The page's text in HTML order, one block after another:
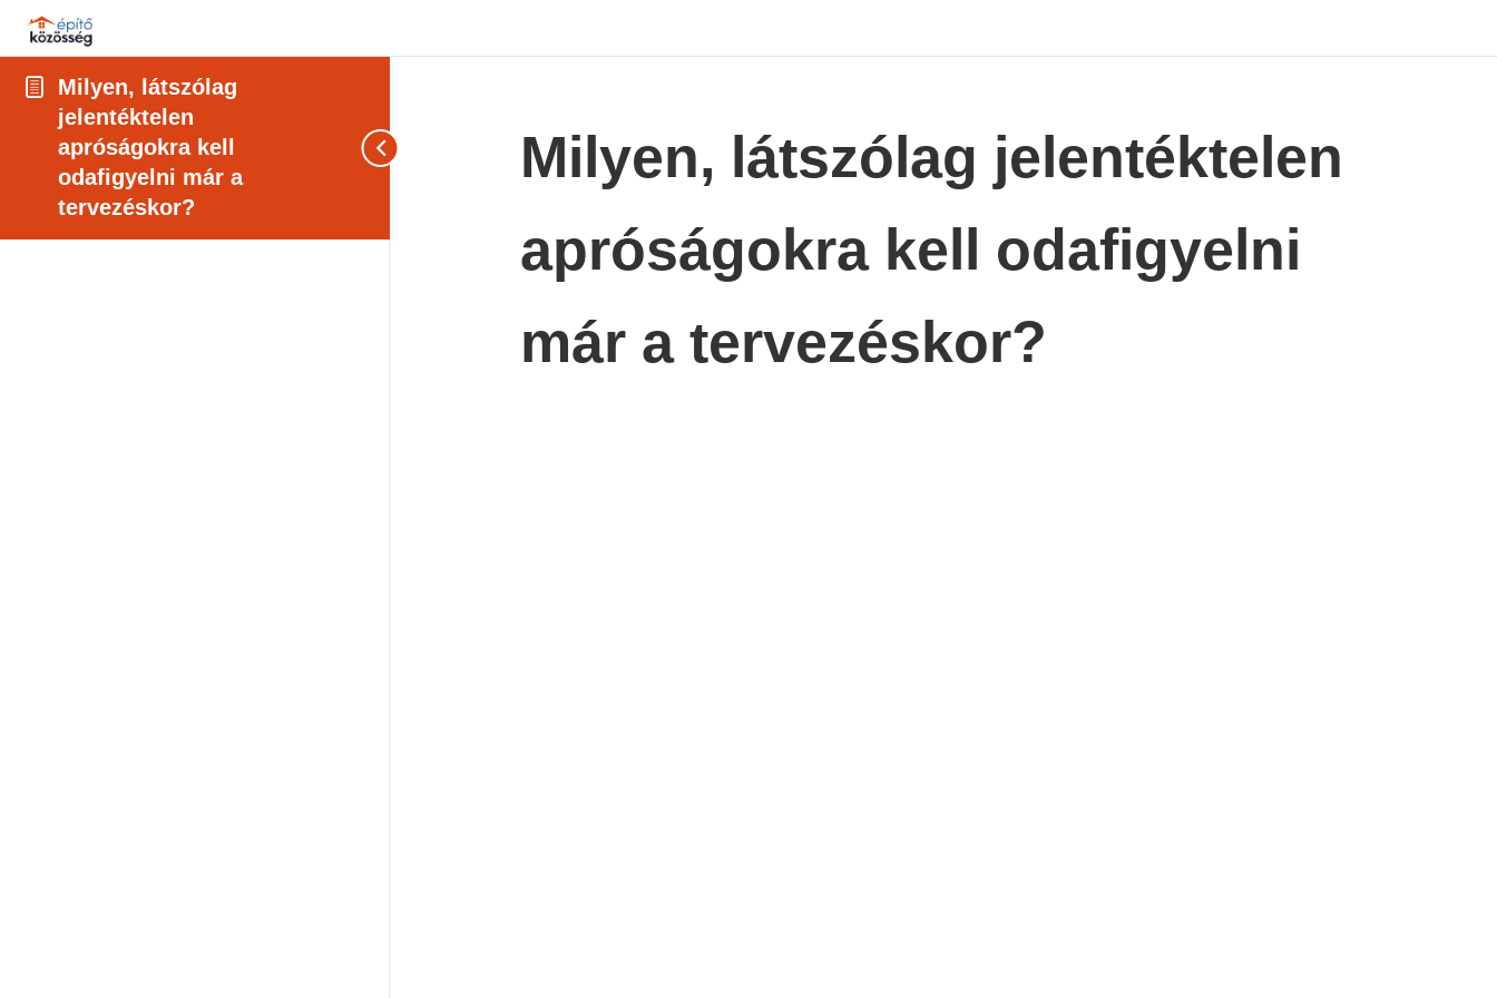
Milyen, látszólag
jelentéktelen
apróságokra kell
odafigyelni már a
tervezéskor?
Milyen, látszólag jelentéktelen
apróságokra kell odafigyelni
már a tervezéskor?